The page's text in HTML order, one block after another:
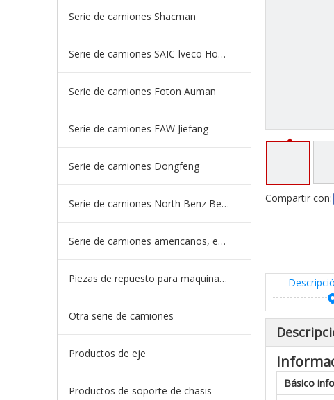
Serie de camiones Shacman
Serie de camiones SAIC-lveco Hongyan
Serie de camiones Foton Auman
Serie de camiones FAW Jiefang
Serie de camiones Dongfeng
Serie de camiones North Benz Beiben
Serie de camiones americanos, europeos y japoneses
Piezas de repuesto para maquinaria de ingeniería de camiones mineros
Otra serie de camiones
Productos de eje
Productos de soporte de chasis
Compartir con:
Básico